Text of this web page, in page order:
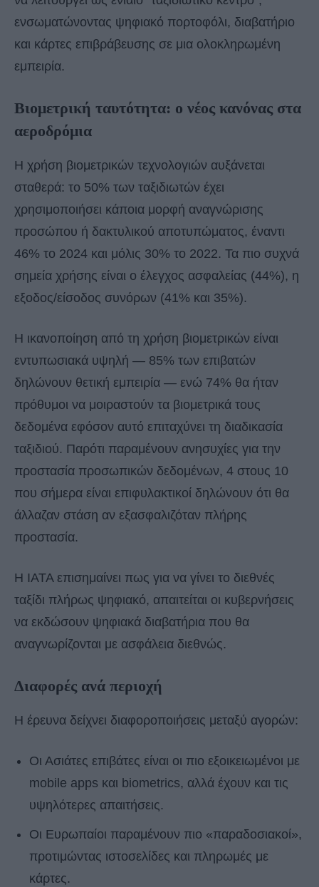
ενσωματώνοντας ψηφιακό πορτοφόλι, διαβατήριο
και κάρτες επιβράβευσης σε μια ολοκληρωμένη
εμπειρία.
Βιομετρική ταυτότητα: ο νέος κανόνας στα
αεροδρόμια
Η χρήση βιομετρικών τεχνολογιών αυξάνεται
σταθερά: το 50% των ταξιδιωτών έχει
χρησιμοποιήσει κάποια μορφή αναγνώρισης
προσώπου ή δακτυλικού αποτυπώματος, έναντι
46% το 2024 και μόλις 30% το 2022. Τα πιο συχνά
σημεία χρήσης είναι ο έλεγχος ασφαλείας (44%), η
εξοδος/είσοδος συνόρων (41% και 35%).
Η ικανοποίηση από τη χρήση βιομετρικών είναι
εντυπωσιακά υψηλή — 85% των επιβατών
δηλώνουν θετική εμπειρία — ενώ 74% θα ήταν
πρόθυμοι να μοιραστούν τα βιομετρικά τους
δεδομένα εφόσον αυτό επιταχύνει τη διαδικασία
ταξιδιού. Παρότι παραμένουν ανησυχίες για την
προστασία προσωπικών δεδομένων, 4 στους 10
που σήμερα είναι επιφυλακτικοί δηλώνουν ότι θα
άλλαζαν στάση αν εξασφαλιζόταν πλήρης
προστασία.
Η IATA επισημαίνει πως για να γίνει το διεθνές
ταξίδι πλήρως ψηφιακό, απαιτείται οι κυβερνήσεις
να εκδώσουν ψηφιακά διαβατήρια που θα
αναγνωρίζονται με ασφάλεια διεθνώς.
Διαφορές ανά περιοχή
Η έρευνα δείχνει διαφοροποιήσεις μεταξύ αγορών:
Οι Ασιάτες επιβάτες είναι οι πιο εξοικειωμένοι με
mobile apps και biometrics, αλλά έχουν και τις
υψηλότερες απαιτήσεις.
Οι Ευρωπαίοι παραμένουν πιο «παραδοσιακοί»,
προτιμώντας ιστοσελίδες και πληρωμές με
κάρτες.